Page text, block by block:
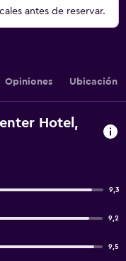
antes de reservar.
Opiniones Ubicación
Hotel,
9,3
9,2
9,5